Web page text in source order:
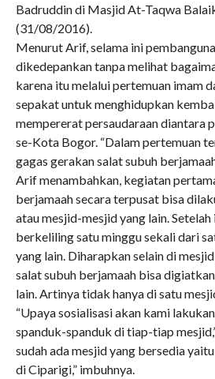
Badruddin di Masjid At-Taqwa
(31/08/2016).
Menurut Arif, selama ini
dikedepankan tanpa melihat
karena itu melalui pertemuan imam
sepakat untuk menghidupkan
mempererat persaudaraan diantara
se-Kota Bogor. “Dalam pertemuan
gagas gerakan salat subuh
Arif menambahkan, kegiatan
berjamaah secara terpusat bisa
atau mesjid-mesjid yang lain.
berkeliling satu minggu sekali dari
yang lain. Diharapkan selain di
salat subuh berjamaah bisa
lain. Artinya tidak hanya di satu
“Upaya sosialisasi akan kami
spanduk-spanduk di tiap-tiap
sudah ada mesjid yang bersedia
di Ciparigi,” imbuhnya.